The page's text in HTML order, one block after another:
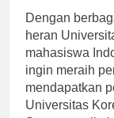
Dengan
heran
mahasiswa
ingin meraih
mendapatkan
Universitas